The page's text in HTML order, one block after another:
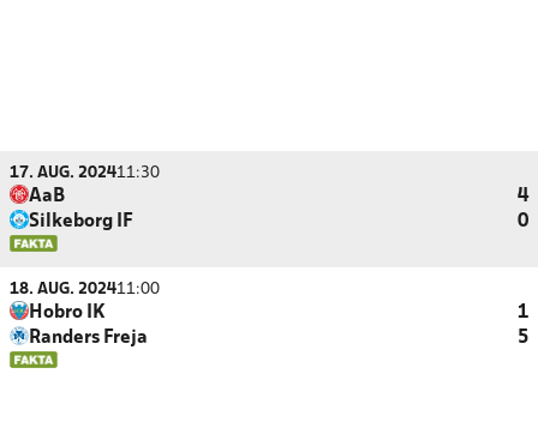
17. AUG. 202411:30
AaB
4
Silkeborg IF
0
18. AUG. 202411:00
Hobro IK
1
Randers Freja
5